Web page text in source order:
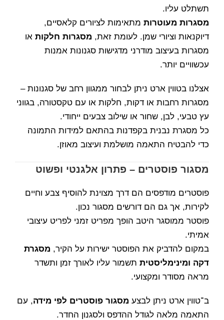
תשתלט עליו.
מסגרות מעוטרות מתאימות לציורים קלאסיים,
דיוקנאות וציורי שמן. לעומת זאת, מסגרות חלקות או
מסגרות בעיצוב מודרני מדגישות סגנונות אמנות
עכשוויים יותר.
אצלנו בטווין ארט ניתן לבחור ממגוון רחב של סגנונות –
מסגרות רחבות או דקות, חלקות או עם טקסטורה, בגווני
עץ טבעי, לבן, שחור או שילוב צבעים ייחודי.
כל מסגרת נבנית בקפדנות בהתאם למידות התמונה
כדי להבטיח התאמה מושלמת ועיצוב מאוזן.
מסגור פוסטרים – פתרון אלגנטי ופשוט
פוסטרים מודפסים הם דרך מצוינת להוסיף צבע וחיים
לקירות, אך גם הם דורשים מסגור נכון.
פוסטר ממוסגר היטב הופך מפריט זמני לפריט עיצובי
אמיתי.
במקום להדביק את הפוסטר ישירות על הקיר, מסגרת
דקה ומינימליסטית תשמור עליו לאורך זמן ותשדר
מראה מסודר ומקצועי.
ב־טווין ארט ניתן לבצע מסגור פוסטרים לפי מידה, עם
התאמה מלאה לגודל ההדפס ולסגנון החדר.